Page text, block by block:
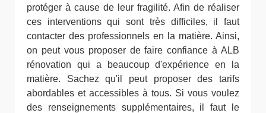
protéger à cause de leur fragilité. Afin de réaliser
ces interventions qui sont très difficiles, il faut
contacter des professionnels en la matière. Ainsi,
on peut vous proposer de faire confiance à ALB
rénovation qui a beaucoup d'expérience en la
matière. Sachez qu'il peut proposer des tarifs
abordables et accessibles à tous. Si vous voulez
des renseignements supplémentaires, il faut le